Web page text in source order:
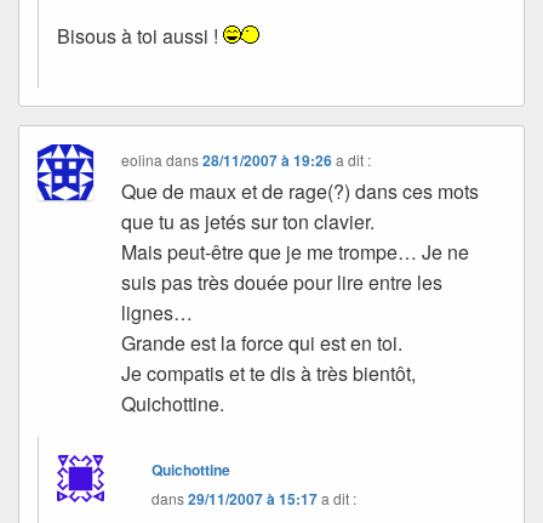
Bisous à toi aussi !
eolina dans28/11/2007 à 19:26 a dit :
Que de maux et de rage(?) dans ces mots
que tu as jetés sur ton clavier.
Mais peut-être que je me trompe… Je ne
suis pas très douée pour lire entre les
lignes…
Grande est la force qui est en toi.
Je compatis et te dis à très bientôt,
Quichottine.
Quichottine
dans29/11/2007 à 15:17a dit :